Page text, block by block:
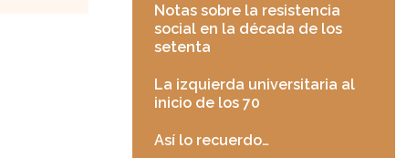
Notas sobre la resistencia
social en la década de los
setenta
La izquierda universitaria al
inicio de los 70
Así lo recuerdo…